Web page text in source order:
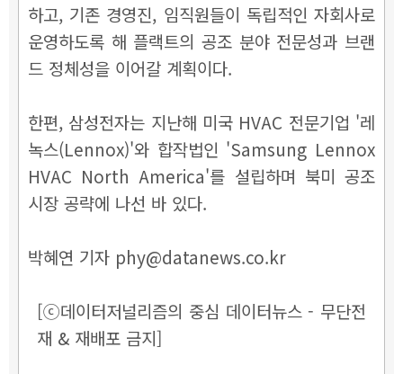
하고, 기존 경영진, 임직원들이 독립적인 자회사로
운영하도록 해 플랙트의 공조 분야 전문성과 브랜
드 정체성을 이어갈 계획이다.
한편, 삼성전자는 지난해 미국 HVAC 전문기업 '레
녹스(Lennox)'와 합작법인 'Samsung Lennox
HVAC North America'를 설립하며 북미 공조
시장 공략에 나선 바 있다.
박혜연 기자 phy@datanews.co.kr
[ⓒ데이터저널리즘의 중심 데이터뉴스 - 무단전
재 & 재배포 금지]